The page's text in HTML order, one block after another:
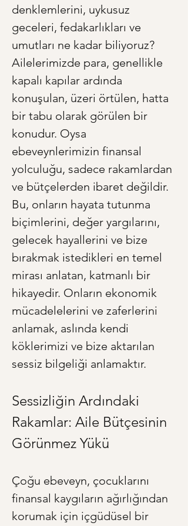
denklemlerini, uykusuz
geceleri, fedakarlıkları ve
umutları ne kadar biliyoruz?
Ailelerimizde para, genellikle
kapalı kapılar ardında
konuşulan, üzeri örtülen, hatta
bir tabu olarak görülen bir
konudur. Oysa
ebeveynlerimizin finansal
yolculuğu, sadece rakamlardan
ve bütçelerden ibaret değildir.
Bu, onların hayata tutunma
biçimlerini, değer yargılarını,
gelecek hayallerini ve bize
bırakmak istedikleri en temel
mirası anlatan, katmanlı bir
hikayedir. Onların ekonomik
mücadelelerini ve zaferlerini
anlamak, aslında kendi
köklerimizi ve bize aktarılan
sessiz bilgeliği anlamaktır.
Sessizliğin Ardındaki
Rakamlar: Aile Bütçesinin
Görünmez Yükü
Çoğu ebeveyn, çocuklarını
finansal kaygıların ağırlığından
korumak için içgüdüsel bir